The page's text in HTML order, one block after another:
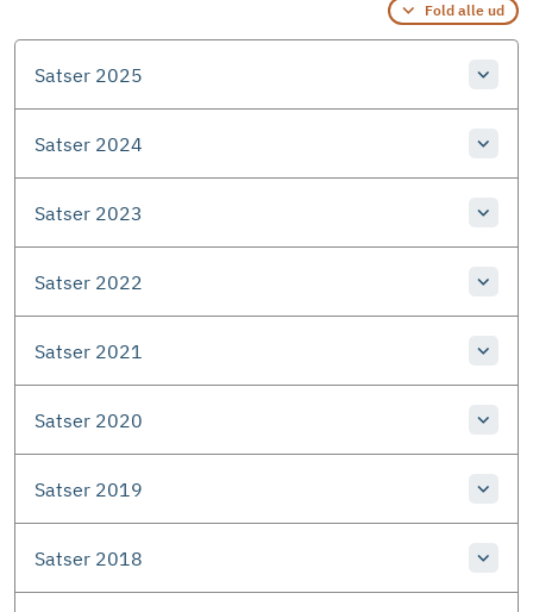
Fold alle ud
Satser 2025
Satser 2024
Satser 2023
Satser 2022
Satser 2021
Satser 2020
Satser 2019
Satser 2018